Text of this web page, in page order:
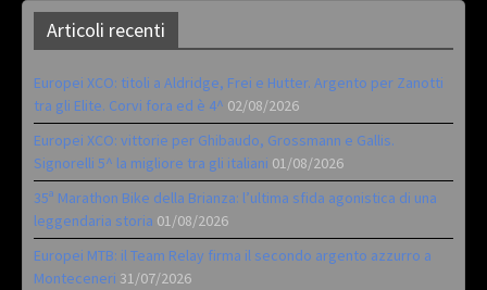
Articoli recenti
Europei XCO: titoli a Aldridge, Frei e Hutter. Argento per Zanotti
tra gli Elite. Corvi fora ed è 4^ 02/08/2026
Europei XCO: vittorie per Ghibaudo, Grossmann e Gallis.
Signorelli 5^ la migliore tra gli italiani 01/08/2026
35ª Marathon Bike della Brianza: l’ultima sfida agonistica di una
leggendaria storia 01/08/2026
Europei MTB: il Team Relay firma il secondo argento azzurro a
Monteceneri 31/07/2026